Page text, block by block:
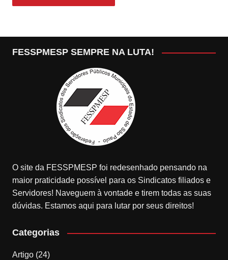
FESSPMESP SEMPRE NA LUTA!
O site da FESSPMESP foi redesenhado pensando na
maior praticidade possível para os Sindicatos filiados e
Servidores! Naveguem à vontade e tirem todas as suas
dúvidas. Estamos aqui para lutar por seus direitos!
Categorias
Artigo(24)